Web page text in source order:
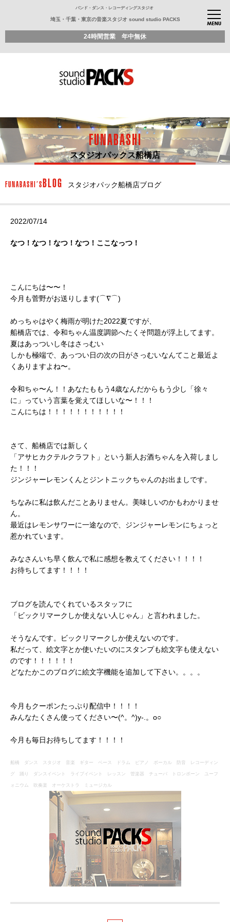
バンド・ダンス・レコーディングスタジオ
埼玉・千葉・東京の音楽スタジオ sound studio PACKS
24時間営業 年中無休
FUNABASHI
スタジオパックス船橋店
FUNABASHI’SBLOG スタジオパック船橋店ブログ
2022/07/14
なつ！なつ！なつ！なつ！ここなっつ！
こんにちは〜〜！
今月も菅野がお送りします(⌒∇⌒)
めっちゃはやく梅雨が明けた2022夏ですが、
船橋店では、令和ちゃん温度調節へたくそ問題が浮上してます。
夏はあっついし冬はさっむい
しかも極端で、あっつい日の次の日がさっむいなんてこと最近よ
くありますよね〜。
令和ちゃ〜ん！！あなたももう4歳なんだからもう少し「徐々
に」っていう言葉を覚えてほしいな〜！！！
こんにちは！！！！！！！！！！！
さて、船橋店では新しく
「アサヒカクテルクラフト」という新人お酒ちゃんを入荷しまし
た！！！
ジンジャーレモンくんとジントニックちゃんのお出ましです。
ちなみに私は飲んだことありません。美味しいのかもわかりませ
ん。
最近はレモンサワーに一途なので、ジンジャーレモンにちょっと
惹かれています。
みなさんいち早く飲んで私に感想を教えてください！！！！
お待ちしてます！！！！
ブログを読んでくれているスタッフに
「ビックリマークしか使えない人じゃん」と言われました。
そうなんです。ビックリマークしか使えないのです。
私だって、絵文字とか使いたいのにスタンプも絵文字も使えない
のです！！！！！！
どなたかこのブログに絵文字機能を追加して下さい。。。。
今月もクーポンたっぷり配信中！！！！
みんなたくさん使ってください〜(^。^)y-.。o○
今月も毎日お待ちしてます！！！！
船橋 ダンス スタジオ 音楽 ギター ベース ドラム ピアノ ボーカル 防音 レコーディン
グ 踊り ダンスイベント ライブイベント レッスン 管楽器 チューバ トロンボーン ユーフ
ォニウム 吹奏楽 オーケストラ ミュージカル